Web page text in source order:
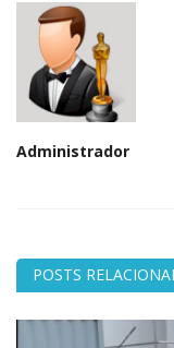
Administrador
POSTS